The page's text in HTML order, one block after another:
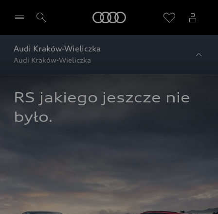
Audi Kraków-Wieliczka
Audi Kraków-Wieliczka
RS jakiego jeszcze nie
było.